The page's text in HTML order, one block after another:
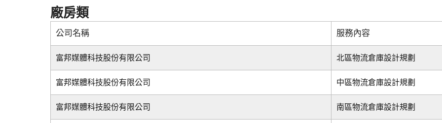
廠房類
公司名稱 服務內容
富邦媒體科技股份有限公司 北區物流倉庫設計規劃
富邦媒體科技股份有限公司 中區物流倉庫設計規劃
富邦媒體科技股份有限公司 南區物流倉庫設計規劃